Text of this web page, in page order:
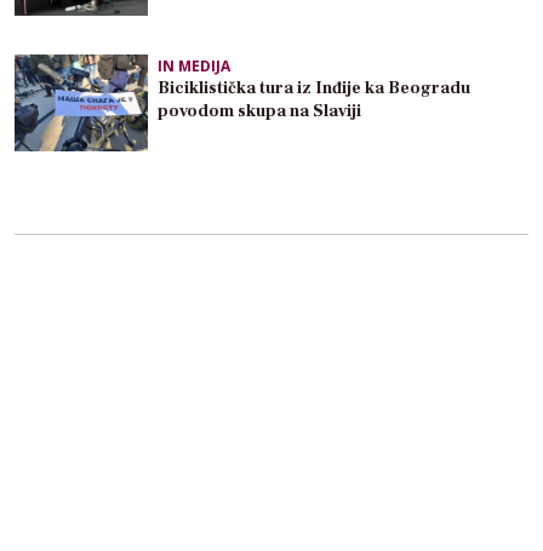
IN MEDIJA
Biciklistička tura iz Inđije ka Beogradu
povodom skupa na Slaviji